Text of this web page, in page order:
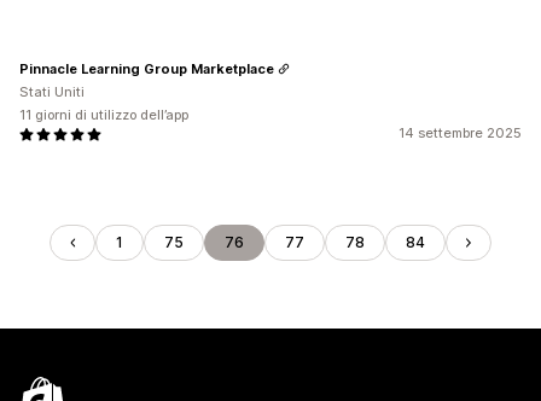
14 settembre 2025
Pinnacle Learning Group Marketplace
Stati Uniti
11 giorni di utilizzo dell’app
1 75 76 77 78 84